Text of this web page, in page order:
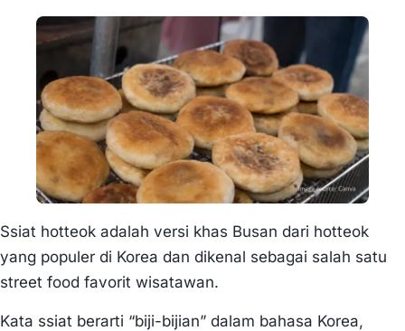
Ssiat hotteok adalah versi khas Busan dari hotteok
yang populer di Korea dan dikenal sebagai salah satu
street food favorit wisatawan.
Kata ssiat berarti “biji-bijian” dalam bahasa Korea,